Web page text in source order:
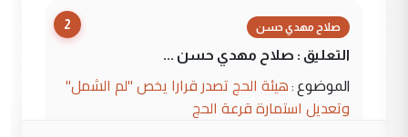
2 صلاح مهدي حسن
التعليق : صلاح مهدي حسن ...
الموضوع : هيئة الحج تصدر قرارا يخص "لم الشمل"
وتعديل استمارة قرعة الحج